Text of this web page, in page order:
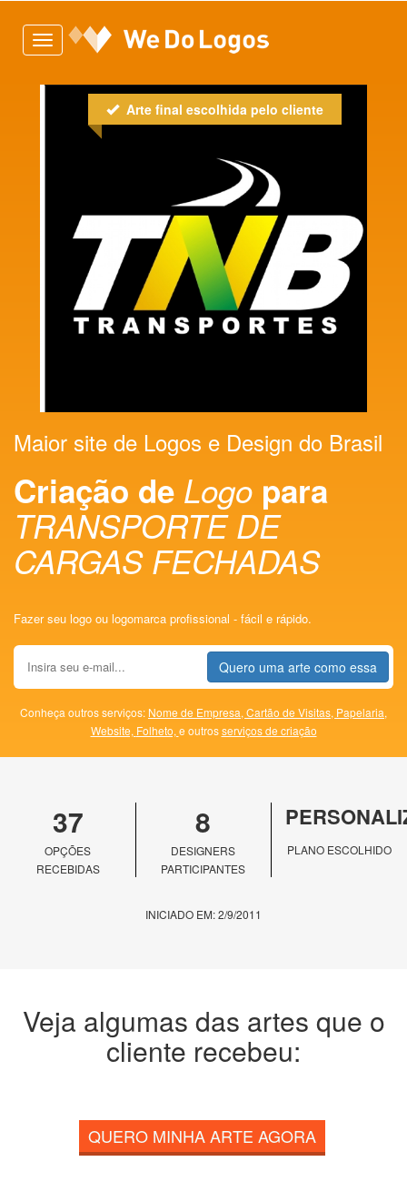
Toggle
navigation
Arte final escolhida pelo cliente
Maior site de Logos e Design do Brasil
Criação de Logo para
TRANSPORTE DE
CARGAS FECHADAS
Fazer seu logo ou logomarca profissional - fácil e rápido.
Quero uma arte como essa
Conheça outros serviços: Nome de Empresa, Cartão de Visitas, Papelaria,
Website, Folheto, e outrosserviços de criação
37
OPÇÕES
RECEBIDAS
8
DESIGNERS
PARTICIPANTES
PLANO ESCOLHIDO
INICIADO EM: 2/9/2011
Veja algumas das artes que o
cliente recebeu:
QUERO MINHA ARTE AGORA